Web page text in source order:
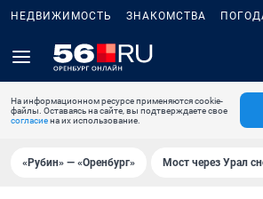
НЕДВИЖИМОСТЬ ЗНАКОМСТВА
На информационном ресурсе применяются cookie-
файлы. Оставаясь на сайте, вы подтверждаете свое
согласиена их использование.
«Рубин» — «Оренбург» Мост через Урал